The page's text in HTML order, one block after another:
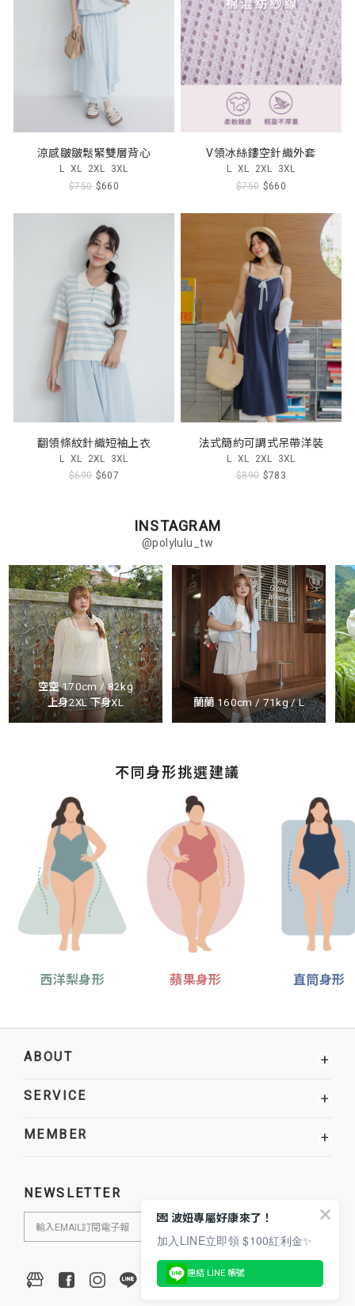
涼感皺皺鬆緊雙層背心
L XL 2XL 3XL
$750 $660
V領冰絲鏤空針織外套
L XL 2XL 3XL
$750 $660
翻領條紋針織短袖上衣
L XL 2XL 3XL
$690 $607
法式簡約可調式吊帶洋裝
L XL 2XL 3XL
$890 $783
INSTAGRAM
@polylulu_tw
空空 170cm / 82kg
上身2XL 下身XL
蘭蘭 160cm / 71kg / L
不同身形挑選建議
西洋梨身形 蘋果身形 直筒身形
ABOUT +
SERVICE +
MEMBER +
NEWSLETTER
💌 波妞專屬好康來了！
加入LINE立即領 $100紅利金✨
連結 LINE 帳號